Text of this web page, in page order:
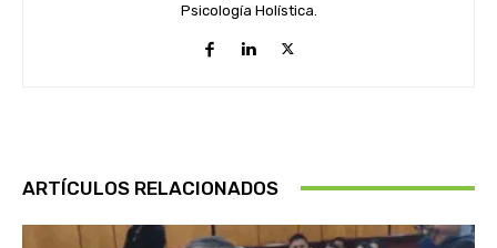
Psicología Holística.
ARTÍCULOS RELACIONADOS